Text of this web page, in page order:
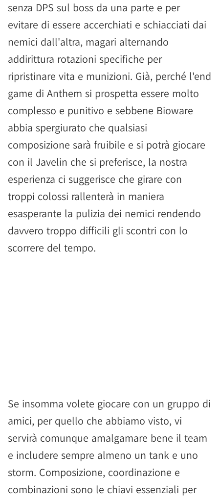
senza DPS sul boss da una parte e per
evitare di essere accerchiati e schiacciati dai
nemici dall'altra, magari alternando
addirittura rotazioni specifiche per
ripristinare vita e munizioni. Già, perché l'end
game di Anthem si prospetta essere molto
complesso e punitivo e sebbene Bioware
abbia spergiurato che qualsiasi
composizione sarà fruibile e si potrà giocare
con il Javelin che si preferisce, la nostra
esperienza ci suggerisce che girare con
troppi colossi rallenterà in maniera
esasperante la pulizia dei nemici rendendo
davvero troppo difficili gli scontri con lo
scorrere del tempo.
Se insomma volete giocare con un gruppo di
amici, per quello che abbiamo visto, vi
servirà comunque amalgamare bene il team
e includere sempre almeno un tank e uno
storm. Composizione, coordinazione e
combinazioni sono le chiavi essenziali per